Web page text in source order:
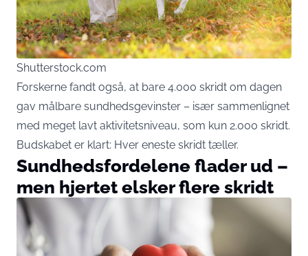
Shutterstock.com
Forskerne fandt også, at bare 4.000 skridt om dagen
gav målbare sundhedsgevinster – især sammenlignet
med meget lavt aktivitetsniveau, som kun 2.000 skridt.
Budskabet er klart: Hver eneste skridt tæller.
Sundhedsfordelene flader ud –
men hjertet elsker flere skridt